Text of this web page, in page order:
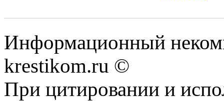
Информационный
krestikom.ru ©
При цитировании и